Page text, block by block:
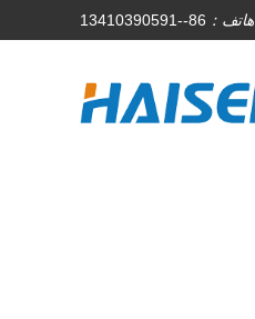
هاتف： 86--13410390591